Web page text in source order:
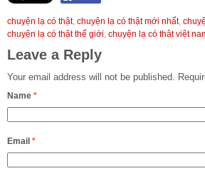
chuyện lạ có thật, chuyện lạ có thật mới nhất,
chuyện lạ có thật thế giới chuyện lạ có thật việt
Leave a Reply
Your email address will not be published.
Name *
Email *